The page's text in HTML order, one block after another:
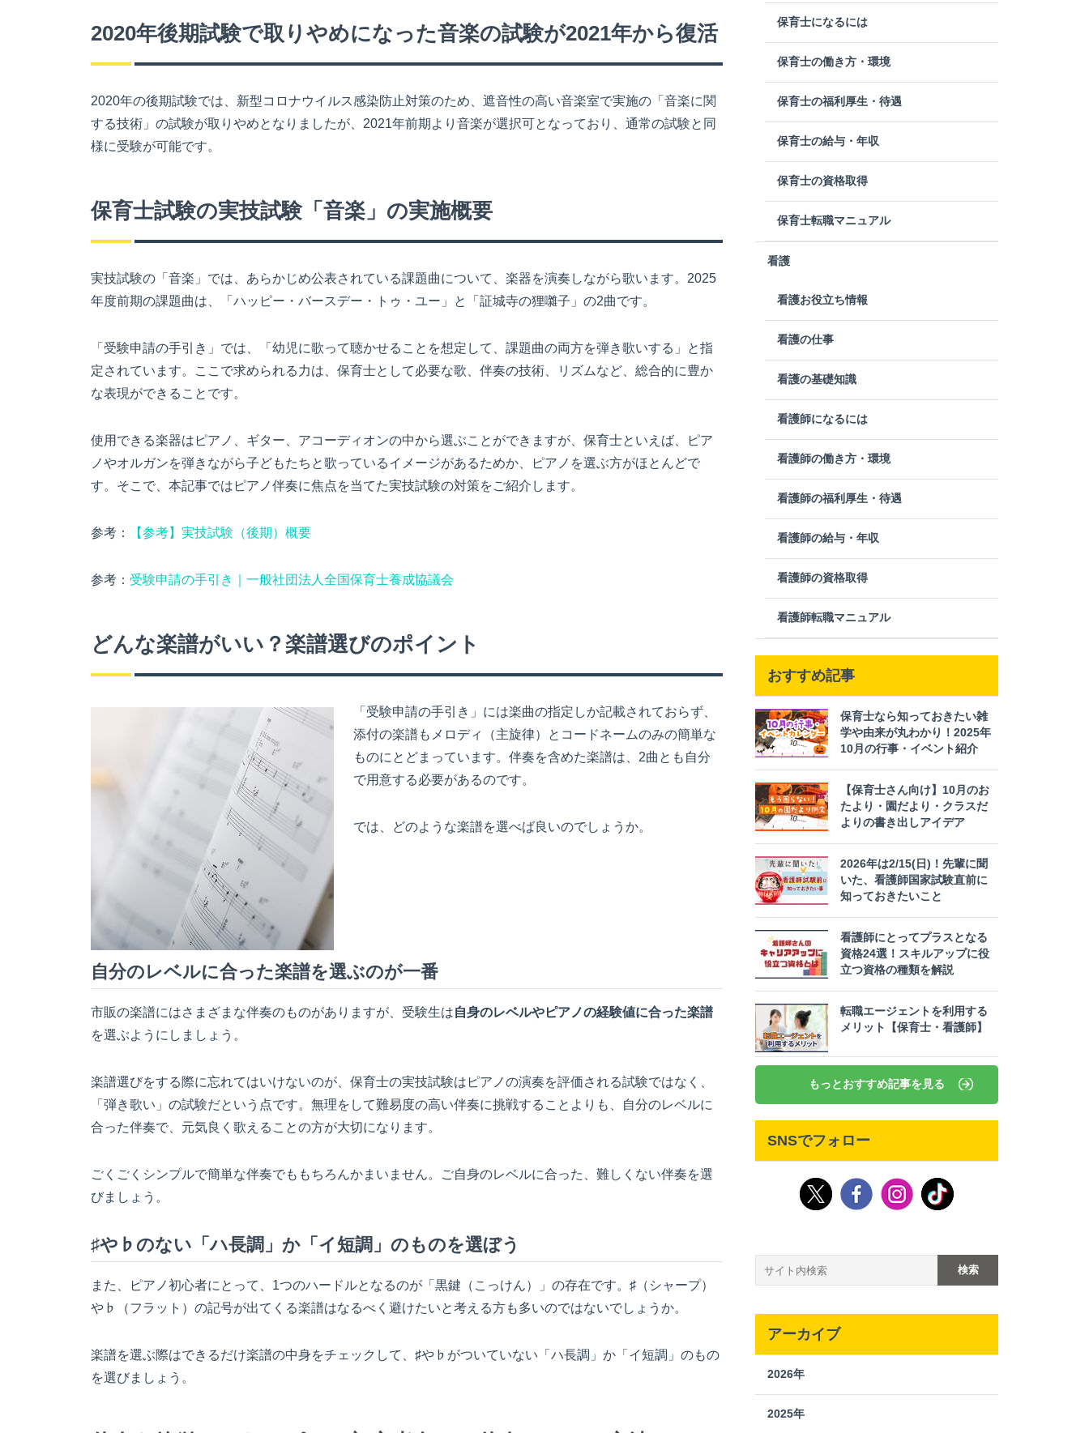
2020年後期試験で取りやめになった音楽の試験が2021年から復活
2020年の後期試験では、新型コロナウイルス感染防止対策のため、遮音性の高い音楽室で実施の「音楽に関
する技術」の試験が取りやめとなりましたが、2021年前期より音楽が選択可となっており、通常の試験と同
様に受験が可能です。
保育士試験の実技試験「音楽」の実施概要
実技試験の「音楽」では、あらかじめ公表されている課題曲について、楽器を演奏しながら歌います。2025
年度前期の課題曲は、「ハッピー・バースデー・トゥ・ユー」と「証城寺の狸囃子」の2曲です。
「受験申請の手引き」では、「幼児に歌って聴かせることを想定して、課題曲の両方を弾き歌いする」と指
定されています。ここで求められる力は、保育士として必要な歌、伴奏の技術、リズムなど、総合的に豊か
な表現ができることです。
使用できる楽器はピアノ、ギター、アコーディオンの中から選ぶことができますが、保育士といえば、ピア
ノやオルガンを弾きながら子どもたちと歌っているイメージがあるためか、ピアノを選ぶ方がほとんどで
す。そこで、本記事ではピアノ伴奏に焦点を当てた実技試験の対策をご紹介します。
参考： 【参考】実技試験（後期）概要
参考： 受験申請の手引き｜一般社団法人全国保育士養成協議会
どんな楽譜がいい？楽譜選びのポイント
「受験申請の手引き」には楽曲の指定しか記載されておらず、
添付の楽譜もメロディ（主旋律）とコードネームのみの簡単な
ものにとどまっています。伴奏を含めた楽譜は、2曲とも自分
で用意する必要があるのです。
では、どのような楽譜を選べば良いのでしょうか。
自分のレベルに合った楽譜を選ぶのが一番
市販の楽譜にはさまざまな伴奏のものがありますが、受験生は自身のレベルやピアノの経験値に合った楽譜
を選ぶようにしましょう。
楽譜選びをする際に忘れてはいけないのが、保育士の実技試験はピアノの演奏を評価される試験ではなく、
「弾き歌い」の試験だという点です。無理をして難易度の高い伴奏に挑戦することよりも、自分のレベルに
合った伴奏で、元気良く歌えることの方が大切になります。
ごくごくシンプルで簡単な伴奏でももちろんかまいません。ご自身のレベルに合った、難しくない伴奏を選
びましょう。
♯や♭のない「ハ長調」か「イ短調」のものを選ぼう
また、ピアノ初心者にとって、1つのハードルとなるのが「黒鍵（こっけん）」の存在です。♯（シャープ）
や♭（フラット）の記号が出てくる楽譜はなるべく避けたいと考える方も多いのではないでしょうか。
楽譜を選ぶ際はできるだけ楽譜の中身をチェックして、♯や♭がついていない「ハ長調」か「イ短調」のもの
を選びましょう。
保育士になるには
保育士の働き方・環境
保育士の福利厚生・待遇
保育士の給与・年収
保育士の資格取得
保育士転職マニュアル
看護
看護お役立ち情報
看護の仕事
看護の基礎知識
看護師になるには
看護師の働き方・環境
看護師の福利厚生・待遇
看護師の給与・年収
看護師の資格取得
看護師転職マニュアル
おすすめ記事
保育士なら知っておきたい雑
学や由来が丸わかり！2025年
10月の行事・イベント紹介
【保育士さん向け】10月のお
たより・園だより・クラスだ
よりの書き出しアイデア
2026年は2/15(日)！先輩に聞
いた、看護師国家試験直前に
知っておきたいこと
看護師にとってプラスとなる
資格24選！スキルアップに役
立つ資格の種類を解説
転職エージェントを利用する
メリット【保育士・看護師】
もっとおすすめ記事を見る
SNSでフォロー
アーカイブ
2026年
2025年